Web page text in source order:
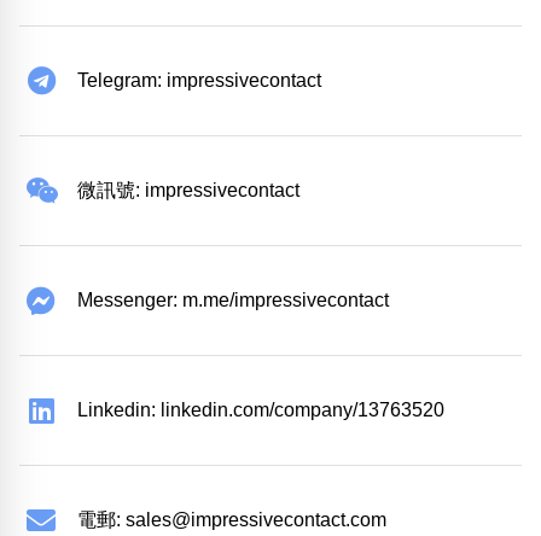
Telegram: impressivecontact
微訊號: impressivecontact
Messenger: m.me/impressivecontact
Linkedin: linkedin.com/company/13763520
電郵: sales@impressivecontact.com